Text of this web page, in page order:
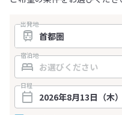
出発地
宿泊地
日程